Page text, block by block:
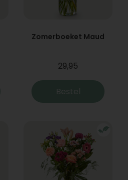
Zomerboeket Maud
29,95
Bestel